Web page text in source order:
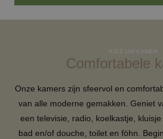
KIES UW KAMER
Comfortabele
Onze kamers zijn sfeervol en
van alle moderne gemakken. Geniet
een televisie, radio, koelkastje,
bad en/of douche, toilet en föhn.